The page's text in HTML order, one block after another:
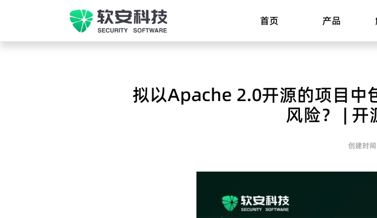
首页 产品
拟以Apache 2.0开源的项目中
风险？ | 开
创建时间